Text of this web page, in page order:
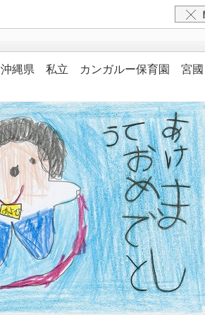
沖縄県 私立 カンガルー保育園 宮